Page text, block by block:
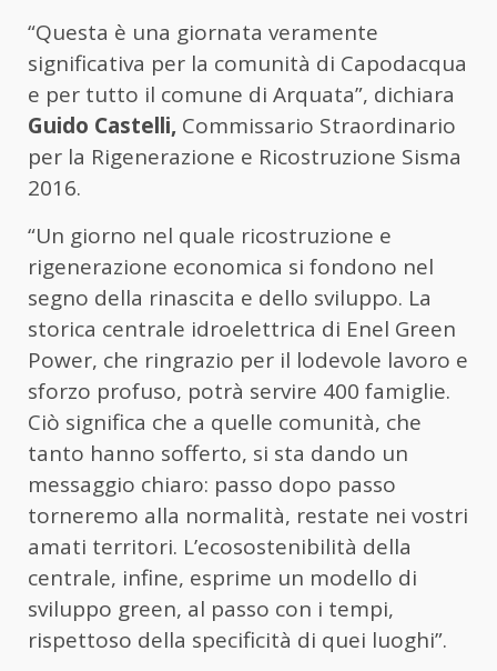
“Questa è una giornata veramente
significativa per la comunità di Capodacqua
e per tutto il comune di Arquata”, dichiara
Guido Castelli, Commissario Straordinario
per la Rigenerazione e Ricostruzione Sisma
2016.
“Un giorno nel quale ricostruzione e
rigenerazione economica si fondono nel
segno della rinascita e dello sviluppo. La
storica centrale idroelettrica di Enel Green
Power, che ringrazio per il lodevole lavoro e
sforzo profuso, potrà servire 400 famiglie.
Ciò significa che a quelle comunità, che
tanto hanno sofferto, si sta dando un
messaggio chiaro: passo dopo passo
torneremo alla normalità, restate nei vostri
amati territori. L’ecosostenibilità della
centrale, infine, esprime un modello di
sviluppo green, al passo con i tempi,
rispettoso della specificità di quei luoghi”.